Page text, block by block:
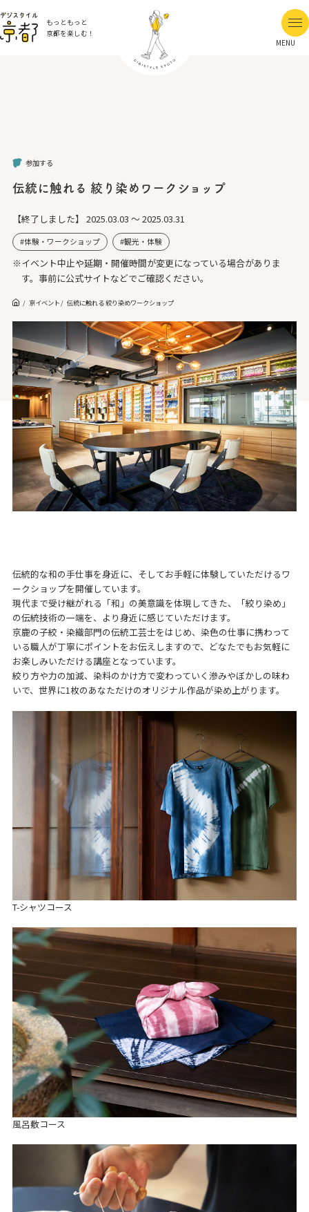
もっともっと
京都を楽しむ！
MENU
参加する
伝統に触れる 絞り染めワークショップ
【終了しました】 2025.03.03 ～ 2025.03.31
体験・ワークショップ 観光・体験
※イベント中止や延期・開催時間が変更になっている場合がありま
す。事前に公式サイトなどでご確認ください。
京イベント 伝統に触れる 絞り染めワークショップ
伝統的な和の手仕事を身近に、そしてお手軽に体験していただけるワ
ークショップを開催しています。
現代まで受け継がれる「和」の美意識を体現してきた、「絞り染め」
の伝統技術の一端を、より身近に感じていただけます。
京鹿の子絞・染織部門の伝統工芸士をはじめ、染色の仕事に携わって
いる職人が丁寧にポイントをお伝えしますので、どなたでもお気軽に
お楽しみいただける講座となっています。
絞り方や力の加減、染料のかけ方で変わっていく滲みやぼかしの味わ
いで、世界に1枚のあなただけのオリジナル作品が染め上がります。
T-シャツコース
風呂敷コース